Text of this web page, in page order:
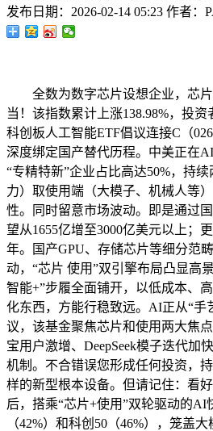
发布日期： 2026-02-14 05:23 作者：
全数为数字芯片设想企业，芯片
当！该指数累计上涨138.98%，投
科创板人工智能ETF倡议连接C（
深度绑定国产替代历程。中美正在
“专精特新”企业占比高达50%，持
力）取使用端（大模子、机械人等
性。同时留意市场波动。即是通过
望从1655亿增至3000亿美元以上；
年。国产GPU、存储芯片等细分范
动，“芯片 使用”双引擎布局凸显高
智能+”步履全面铺开，以低成本、
化东西，方能行稳致远。AI正从“手
议，该基金聚焦芯片和使用两大焦
宝用户激增、DeepSeek模子迭代
机制。不合错误您形成任何投资，
样的新型根本设备。但请记住：看
后，搭乘“芯片+使用”双轮驱动的
（42%）和科创50（46%），笼盖